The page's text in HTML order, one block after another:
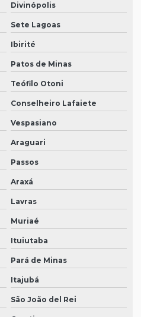
Divinópolis
Sete Lagoas
Ibirité
Patos de Minas
Teófilo Otoni
Conselheiro Lafaiete
Vespasiano
Araguari
Passos
Araxá
Lavras
Muriaé
Ituiutaba
Pará de Minas
Itajubá
São João del Rei